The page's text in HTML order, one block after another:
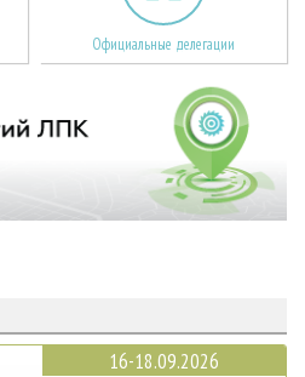
Официальные делегации
16-18.09.2026